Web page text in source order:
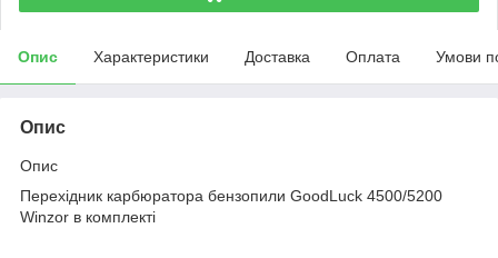
Опис Характеристики Доставка Оплата Умови
Опис
Опис
Перехідник карбюратора бензопили GoodLuck 4500/5200
Winzor в комплекті